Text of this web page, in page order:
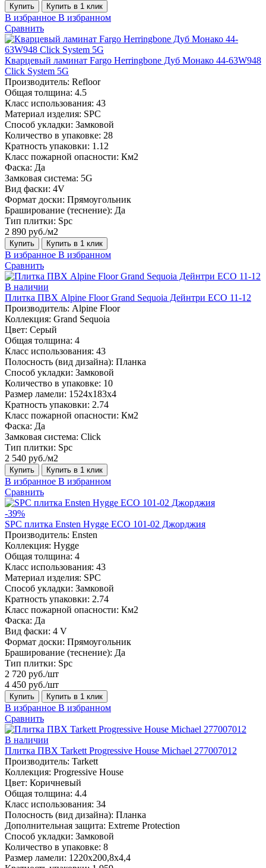
Купить Купить в 1 клик
В избранное В избранном
Сравнить
Кварцевый ламинат Fargo Herringbone Дуб Монако 44-63W948
Click System 5G
Производитель: Refloor
Общая толщина: 4.5
Класс использования: 43
Материал изделия: SPC
Способ укладки: Замковой
Количество в упаковке: 28
Кратность упаковки: 1.12
Класс пожарной опасности: Км2
Фаска: Да
Замковая система: 5G
Вид фаски: 4V
Формат доски: Прямоугольник
Браширование (теснение): Да
Тип плитки: Spc
2 890 руб./м2
Купить Купить в 1 клик
В избранное В избранном
Сравнить
В наличии
Плитка ПВХ Alpine Floor Grand Sequoia Дейнтри ECO 11-12
Производитель: Alpine Floor
Коллекция: Grand Sequoia
Цвет: Серый
Общая толщина: 4
Класс использования: 43
Полосность (вид дизайна): Планка
Способ укладки: Замковой
Количество в упаковке: 10
Размер ламели: 1524х183х4
Кратность упаковки: 2.74
Класс пожарной опасности: Км2
Фаска: Да
Замковая система: Click
Тип плитки: Spc
2 540 руб./м2
Купить Купить в 1 клик
В избранное В избранном
Сравнить
-39%
SPC плитка Ensten Hygge ECO 101-02 Джорджия
Производитель: Ensten
Коллекция: Hygge
Общая толщина: 4
Класс использования: 43
Материал изделия: SPC
Способ укладки: Замковой
Кратность упаковки: 2.74
Класс пожарной опасности: Км2
Фаска: Да
Вид фаски: 4 V
Формат доски: Прямоугольник
Браширование (теснение): Да
Тип плитки: Spc
2 720 руб./шт
4 450 руб./шт
Купить Купить в 1 клик
В избранное В избранном
Сравнить
В наличии
Плитка ПВХ Tarkett Progressive House Michael 277007012
Производитель: Tarkett
Коллекция: Progressive House
Цвет: Коричневый
Общая толщина: 4.4
Класс использования: 34
Полосность (вид дизайна): Планка
Дополнительная защита: Extreme Protection
Способ укладки: Замковой
Количество в упаковке: 8
Размер ламели: 1220х200,8х4,4